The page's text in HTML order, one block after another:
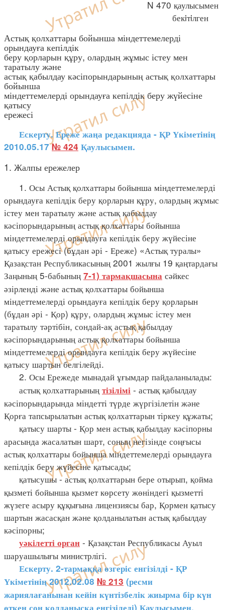
N 470 қаулысымен
бекiтiлген
Астық қолхаттары бойынша міндеттемелерді
орындауға кепілдік
беру қорларын құру, олардың жұмыс істеу мен
таратылу және
астық қабылдау кәсіпорындарының астық қолхаттары
бойынша
міндеттемелерді орындауға кепілдік беру жүйесіне
қатысу
ережесі
Ескерту. Ереже жаңа редакцияда - ҚР Үкіметінің
2010.05.17№ 424 Қаулысымен.
1. Жалпы ережелер
1. Осы Астық қолхаттары бойынша міндеттемелерді
орындауға кепілдік беру қорларын құру, олардың жұмыс
істеу мен таратылу және астық қабылдау
кәсіпорындарының астық қолхаттары бойынша
міндеттемелерді орындауға кепілдік беру жүйесіне
қатысу ережесі (бұдан әрі - Ереже) «Астық туралы»
Қазақстан Республикасының 2001 жылғы 19 қаңтардағы
Заңының 5-бабының 7-1) тармақшасына сәйкес
әзірленді және астық қолхаттары бойынша
міндеттемелерді орындауға кепілдік беру қорларын
(бұдан әрі - Қор) құру, олардың жұмыс істеу мен
таратылу тәртібін, сондай-ақ астық қабылдау
кәсіпорындарының астық қолхаттары бойынша
міндеттемелерді орындауға кепілдік беру жүйесіне
қатысу шартын белгілейді.
2. Осы Ережеде мынадай ұғымдар пайдаланылады:
астық қолхаттарының тізілімі - астық қабылдау
кәсіпорындарында міндетті түрде жүргізілетін және
Қорға тапсырылатын астық қолхаттарын тіркеу құжаты;
қатысу шарты - Қор мен астық қабылдау кәсіпорны
арасында жасалатын шарт, соның негізінде соңғысы
астық қолхаттары бойынша міндеттемелерді орындауға
кепілдік беру жүйесіне қатысады;
қатысушы - астық қолхаттарын бере отырып, қойма
қызметі бойынша қызмет көрсету жөніндегі қызметті
жүзеге асыру құқығына лицензиясы бар, Қормен қатысу
шартын жасасқан және қолданылатын астық қабылдау
кәсіпорны;
уәкілетті орган - Қазақстан Республикасы Ауыл
шаруашылығы министрлігі.
Ескерту. 2-тармаққа өзгеріс енгізілді - ҚР
Үкіметінің 2012.02.08 № 213 (ресми
жариялағанынан кейін күнтізбелік жиырма бір күн
өткен соң қолданысқа енгізіледі) Қаулысымен.